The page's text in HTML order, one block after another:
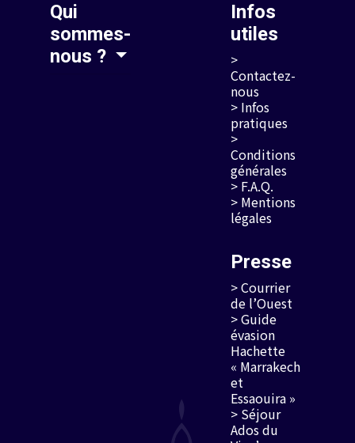
Qui
sommes-
nous ?
Infos
utiles
>
Contactez-
nous
> Infos
pratiques
>
Conditions
générales
> F.A.Q.
> Mentions
légales
Presse
> Courrier
de l’Ouest
> Guide
évasion
Hachette
« Marrakech
et
Essaouira »
> Séjour
Ados du